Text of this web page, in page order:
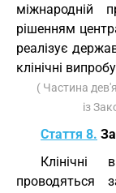
міжнародній
рішенням
реалізує
клінічні
( Частина
із
Стаття 8.
Клінічні
проводяться